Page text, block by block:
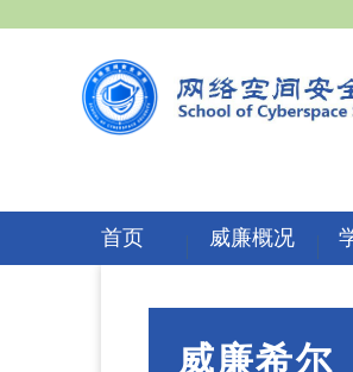
首页 威廉概况
威廉希尔